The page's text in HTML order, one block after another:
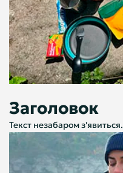
Заголовок
Текст незабаром з'явиться.